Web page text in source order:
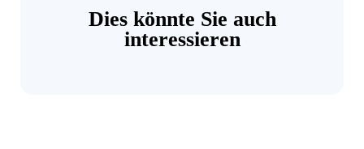
Dies könnte Sie auch
interessieren